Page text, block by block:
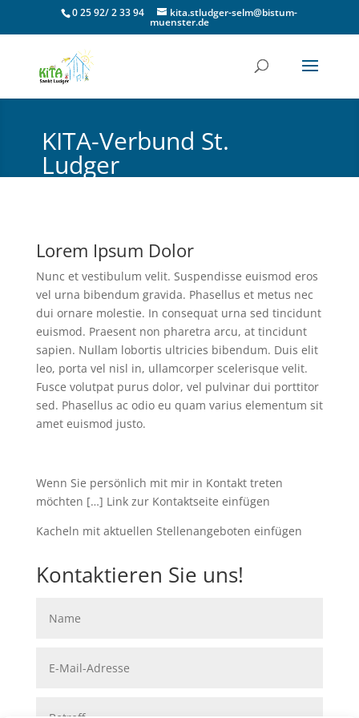
0 25 92/ 2 33 94 kita.stludger-selm@bistum-
muenster.de
KITA-Verbund St.
Ludger
Lorem Ipsum Dolor
Nunc et vestibulum velit. Suspendisse euismod eros
vel urna bibendum gravida. Phasellus et metus nec
dui ornare molestie. In consequat urna sed tincidunt
euismod. Praesent non pharetra arcu, at tincidunt
sapien. Nullam lobortis ultricies bibendum. Duis elit
leo, porta vel nisl in, ullamcorper scelerisque velit.
Fusce volutpat purus dolor, vel pulvinar dui porttitor
sed. Phasellus ac odio eu quam varius elementum sit
amet euismod justo.
Wenn Sie persönlich mit mir in Kontakt treten
möchten […] Link zur Kontaktseite einfügen
Kacheln mit aktuellen Stellenangeboten einfügen
Kontaktieren Sie uns!